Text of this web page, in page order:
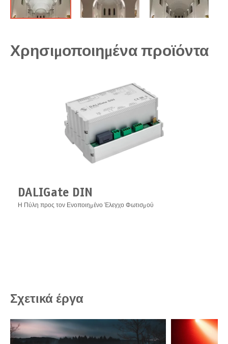
Χρησιμοποιημένα προϊόντα
DALIGate DIN
Η Πύλη προς τον Ενοποιημένο Έλεγχο Φωτισμού
Σχετικά έργα